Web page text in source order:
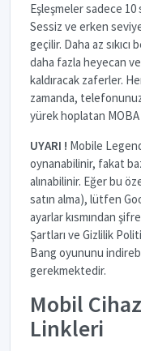
Eşleşmeler sadece 10
Sessiz ve erken
geçilir. Daha az
daha fazla heyecan
kaldıracak zaferler.
zamanda,
yürek hoplatan MOBA
UYARI ! Mobile
oynanabilinir, fakat
alınabilinir. Eğer bu
satın alma), lütfen
ayarlar kısmından
Şartları ve Gizlilik
Bang oyununu
gerekmektedir.
Mobil
Linkleri